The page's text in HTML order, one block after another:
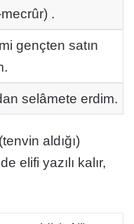
.
gençten satın
selâmete erdim.
aldığı)
elifi yazılı kalır,